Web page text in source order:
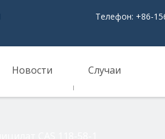
Телефон: +86-
Новости Случаи